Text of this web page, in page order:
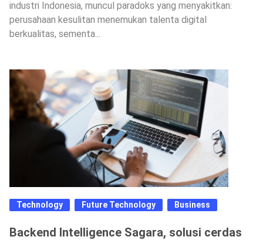
industri Indonesia, muncul paradoks yang menyakitkan:
perusahaan kesulitan menemukan talenta digital
berkualitas, sementa...
Technology Future Technology Business
Backend Intelligence Sagara, solusi cerdas